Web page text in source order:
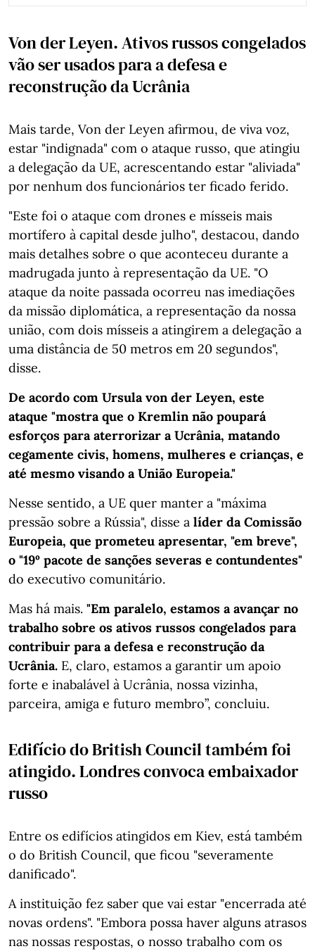
Von der Leyen. Ativos russos congelados
vão ser usados para a defesa e
reconstrução da Ucrânia
Mais tarde, Von der Leyen afirmou, de viva voz,
estar "indignada" com o ataque russo, que atingiu
a delegação da UE, acrescentando estar "aliviada"
por nenhum dos funcionários ter ficado ferido.
"Este foi o ataque com drones e mísseis mais
mortífero à capital desde julho", destacou, dando
mais detalhes sobre o que aconteceu durante a
madrugada junto à representação da UE. "O
ataque da noite passada ocorreu nas imediações
da missão diplomática, a representação da nossa
união, com dois mísseis a atingirem a delegação a
uma distância de 50 metros em 20 segundos",
disse.
De acordo com Ursula von der Leyen, este
ataque "mostra que o Kremlin não poupará
esforços para aterrorizar a Ucrânia, matando
cegamente civis, homens, mulheres e crianças, e
até mesmo visando a União Europeia."
Nesse sentido, a UE quer manter a "máxima
pressão sobre a Rússia", disse a líder da Comissão
Europeia, que prometeu apresentar, "em breve",
o "19º pacote de sanções severas e contundentes"
do executivo comunitário.
Mas há mais. "Em paralelo, estamos a avançar no
trabalho sobre os ativos russos congelados para
contribuir para a defesa e reconstrução da
Ucrânia. E, claro, estamos a garantir um apoio
forte e inabalável à Ucrânia, nossa vizinha,
parceira, amiga e futuro membro”, concluiu.
Edifício do British Council também foi
atingido. Londres convoca embaixador
russo
Entre os edifícios atingidos em Kiev, está também
o do British Council, que ficou "severamente
danificado".
A instituição fez saber que vai estar "encerrada até
novas ordens". "Embora possa haver alguns atrasos
nas nossas respostas, o nosso trabalho com os